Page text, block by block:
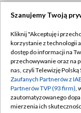
Abonament TVP
Emisja w TVP
Centrum
Naziemna
Szanujemy Twoją
Kliknij "Akceptuję i
korzystanie z technologii
dostęp do informacji na
przechowywanie oraz na
nas, czyli Telewizję Polską
Zaufanych Partnerów z
Partnerów TVP (93 firm),
zautomatyzowanego
mierzenia ich